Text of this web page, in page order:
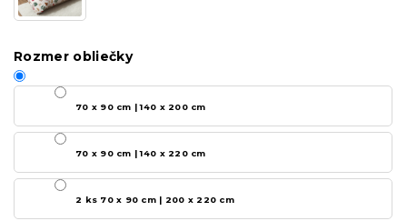
Rozmer obliečky
70 x 90 cm | 140 x 200 cm
70 x 90 cm | 140 x 220 cm
2 ks 70 x 90 cm | 200 x 220 cm